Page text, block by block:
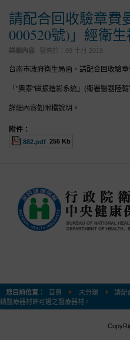
請配合回收驗章費
000520號)」經衛
詳細內容 發佈於： 09 十月 2018
台南市政府衛生局函，請配合回收驗
「"奧泰"磁振造影系統」(衛署醫器陸
詳細內容如附檔說明。
附件：
882.pdf 255 Kb
您目前位置： 首頁 未分類
請配
銷醫療器材許可證之醫療器材。